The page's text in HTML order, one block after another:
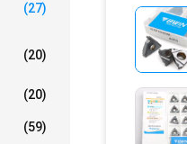
(27)
(20)
(20)
(59)